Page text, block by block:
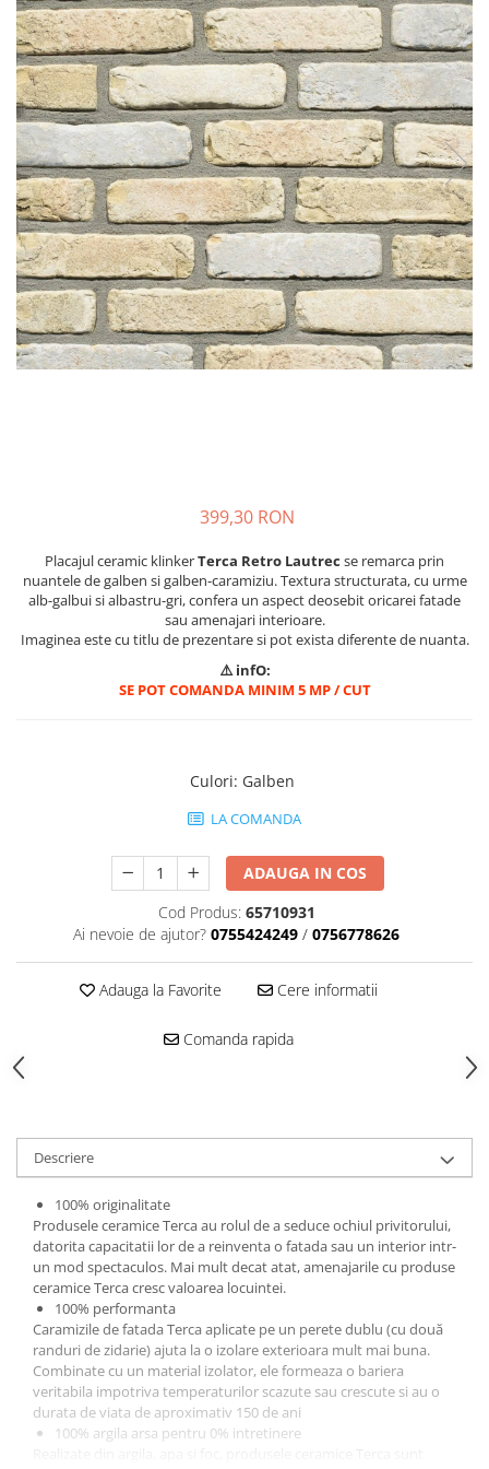
Plasă Termoizolație
Plasă Tencuieli și Șape
Alte Plase
Doze și Platforme
Adezivi Termoizolații
Benzi Adezive
Barieră de Vapori
Etanșare Străpungeri
Folie Difuzie Anticondens
Vată Minerală
Vată Bazaltică
Gips Carton
Șuruburi Gips Carton
Piese pentru CD si UA
Dibluri Gips Carton
Adezivi Acoperiri Elastice și Textile
Adezivi Parchet și Lemn
Produse pentru Curățare
Colțare Protecție
Chituri de Rosturi
Produse pentru Curățare
Latex pentru Adezivi și Chituri
Hidroizolații
Accesorii Hidroizolații
Etanșanți Elastici și Adezivi
Etanșanți
Adezivi și Etanșanți
Fund de Rost
Benzi de Etanșare
Impermeabilizări Suprafețe
399,30 RON
Placajul ceramic klinkerTerca Retro Lautrec se remarca prin
nuantele de galben si galben-caramiziu. Textura structurata, cu urme
alb-galbui si albastru-gri, confera un aspect deosebit oricarei fatade
sau amenajari interioare.
Imaginea este cu titlu de prezentare si pot exista diferente de nuanta.
⚠️ infO:
SE POT COMANDA MINIM 5 MP / CUT
Culori: Galben
LA COMANDA
ADAUGA IN COS
Cod Produs: 65710931
Ai nevoie de ajutor? 0755424249 / 0756778626
Adauga la Favorite Cere informatii
Comanda rapida
Descriere
100% originalitate
Produsele ceramice Terca au rolul de a seduce ochiul privitorului,
datorita capacitatii lor de a reinventa o fatada sau un interior intr-
un mod spectaculos. Mai mult decat atat, amenajarile cu produse
ceramice Terca cresc valoarea locuintei.
100% performanta
Caramizile de fatada Terca aplicate pe un perete dublu (cu două
randuri de zidarie) ajuta la o izolare exterioara mult mai buna.
Combinate cu un material izolator, ele formeaza o bariera
veritabila impotriva temperaturilor scazute sau crescute si au o
durata de viata de aproximativ 150 de ani
100% argila arsa pentru 0% intretinere